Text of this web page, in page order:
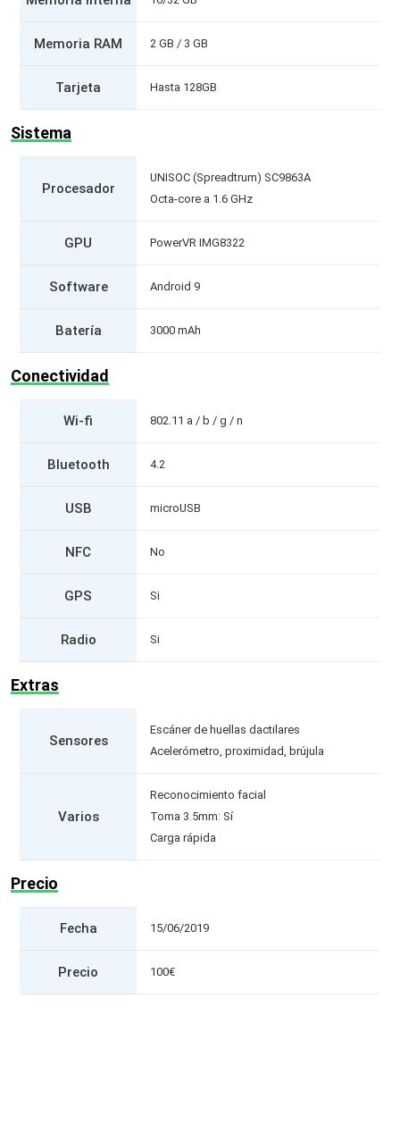
Memoria RAM 2 GB / 3 GB
Tarjeta Hasta 128GB
Sistema
Procesador
UNISOC (Spreadtrum) SC9863A
Octa-core a 1.6 GHz
GPU PowerVR IMG8322
Software Android 9
Batería 3000 mAh
Conectividad
Wi-fi 802.11 a / b / g / n
Bluetooth 4.2
USB microUSB
NFC No
GPS Si
Radio Si
Extras
Sensores
Escáner de huellas dactilares
Acelerómetro, proximidad, brújula
Varios
Reconocimiento facial
Toma 3.5mm: Sí
Carga rápida
Precio
Fecha 15/06/2019
Precio 100€